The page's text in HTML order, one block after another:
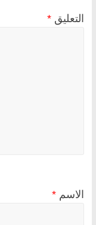
التعليق *
الاسم *